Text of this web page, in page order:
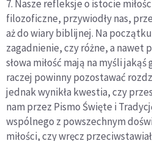
7. Nasze refleksje o istocie
filozoficzne, przywiodły nas,
aż do wiary biblijnej. Na
zagadnienie, czy różne, a nawet
słowa miłość mają na myśli
raczej powinny pozostawać
jednak wynikła kwestia, czy
nam przez Pismo Święte i
wspólnego z powszechnym
miłości, czy wręcz